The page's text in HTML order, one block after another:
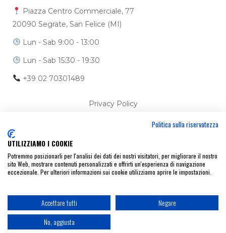
Piazza Centro Commerciale, 77
20090 Segrate, San Felice (MI)
Lun - Sab 9:00 - 13:00
Lun - Sab 15:30 - 19:30
+39 02 70301489
Privacy Policy
Ci trovi anche su
Politica sulla riservatezza
UTILIZZIAMO I COOKIE
Potremmo posizionarli per l'analisi dei dati dei nostri visitatori, per migliorare il nostro
sito Web, mostrare contenuti personalizzati e offrirti un'esperienza di navigazione
eccezionale. Per ulteriori informazioni sui cookie utilizziamo aprire le impostazioni.
Accettare tutti
Negare
No, aggiusta